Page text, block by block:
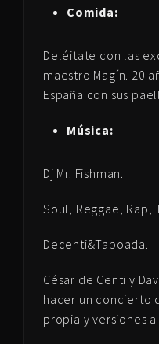
Comida:
Deléitate con las
maestro Magín. 20
España con sus
Música:
Dj Mr. Fishman.
Soul, Reggae, Rap,
Decenti&Taboada.
César de Centi y
hacer un concierto
propia y versiones